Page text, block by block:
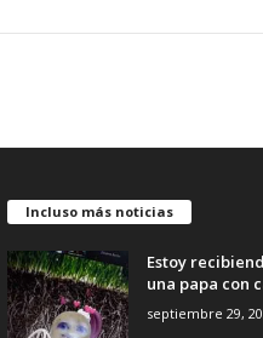
Incluso más noticias
Estoy
una papa con
septiembre 29,